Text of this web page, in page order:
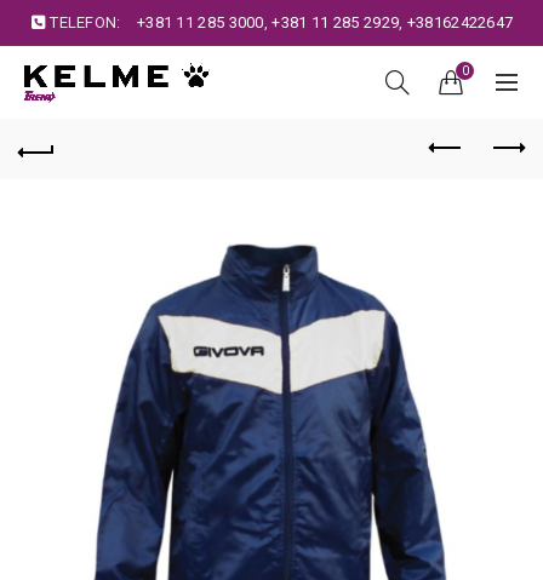
TELEFON: +381 11 285 3000,+381 11 285 2929, +38162422647
0